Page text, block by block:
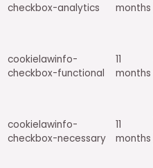
checkbox-analytics
months
cookielawinfo-
checkbox-functional
11
months
cookielawinfo-
checkbox-necessary
11
months